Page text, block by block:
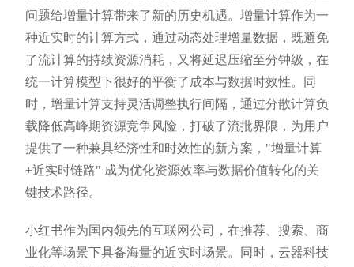
问题给增量计算带来了新的历史机遇。增量计算作为一
种近实时的计算方式，通过动态处理增量数据，既避免
了流计算的持续资源消耗，又将延迟压缩至分钟级，在
统一计算模型下很好的平衡了成本与数据时效性。同
时，增量计算支持灵活调整执行间隔，通过分散计算负
载降低高峰期资源竞争风险，打破了流批界限，为用户
提供了一种兼具经济性和时效性的新方案，"增量计算
+近实时链路" 成为优化资源效率与数据价值转化的关
键技术路径。
小红书作为国内领先的互联网公司，在推荐、搜索、商
业化等场景下具备海量的近实时场景。同时，云器科技